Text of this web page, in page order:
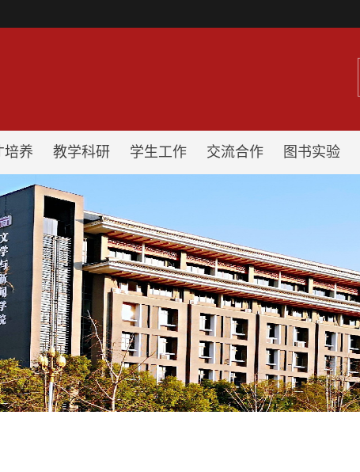
培养 教学科研 学生工作 交流合作 图书实验